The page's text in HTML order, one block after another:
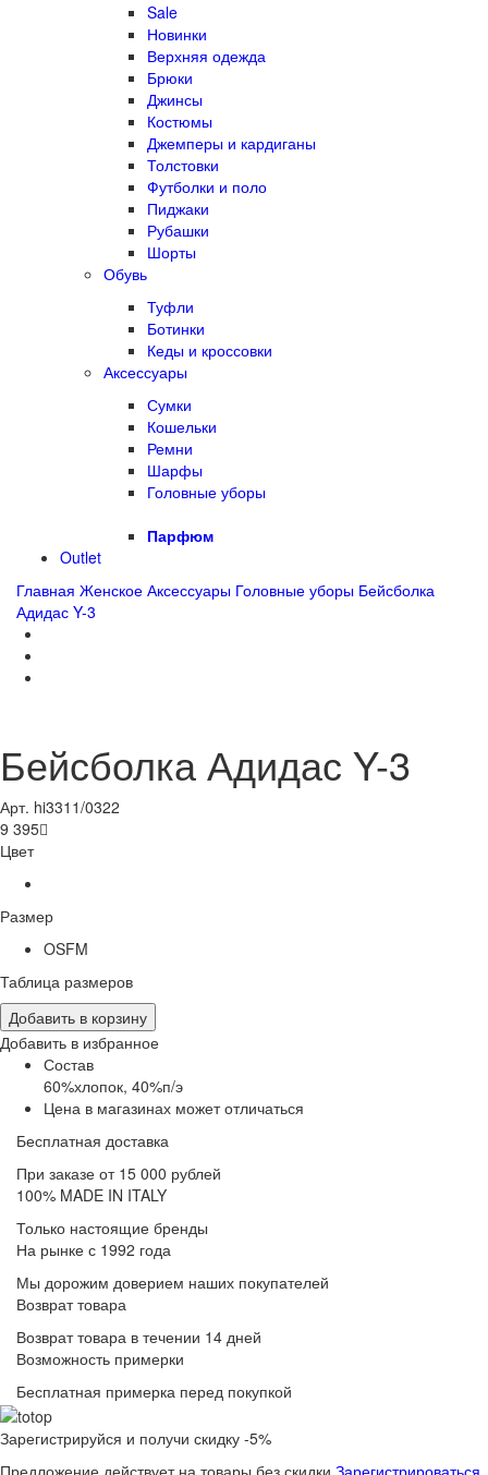
Sale
Новинки
Верхняя одежда
Брюки
Джинсы
Костюмы
Джемперы и кардиганы
Толстовки
Футболки и поло
Пиджаки
Рубашки
Шорты
Обувь
Туфли
Ботинки
Кеды и кроссовки
Аксессуары
Сумки
Кошельки
Ремни
Шарфы
Головные уборы
Парфюм
Outlet
Главная Женское Аксессуары Головные уборы Бейсболка
Адидас Y-3
Бейсболка Адидас Y-3
Арт. hi3311/0322
9 395
Цвет
Размер
OSFM
Таблица размеров
Добавить в корзину
Добавить в избранное
Состав
60%хлопок, 40%п/э
Цена в магазинах может отличаться
Бесплатная доставка
При заказе от 15 000 рублей
100% MADE IN ITALY
Только настоящие бренды
На рынке с 1992 года
Мы дорожим доверием наших покупателей
Возврат товара
Возврат товара в течении 14 дней
Возможность примерки
Бесплатная примерка перед покупкой
Зарегистрируйся и получи скидку -5%
Предложение действует на товары без скидки Зарегистрироваться